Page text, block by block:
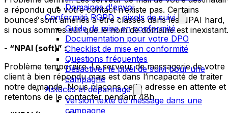
Domaines d'envoi
Conformité RGPD - pixels de suivi
Guide de mise en conformité
Documentation pour votre DPO
Checklist de mise en conformité
Questions fréquentes
Désactiver le pixel de suivi pour une
campagne
Astuces et dépannage
Version texte du message dans une
campagne
a répondu que votre contact n’existe pas. Certains
bounces sont amenés à être classés dans les NPAI hard,
si nous sommes sûr que le nom de domaine est inexistant.
- “NPAI (soft)” :
Problème temporaire. Le serveur de messagerie de votre
client à bien répondu mais est dans l’incapacité de traiter
notre demande. Nous plaçons cette adresse en attente et
retentons de le contacter pendant 48h.